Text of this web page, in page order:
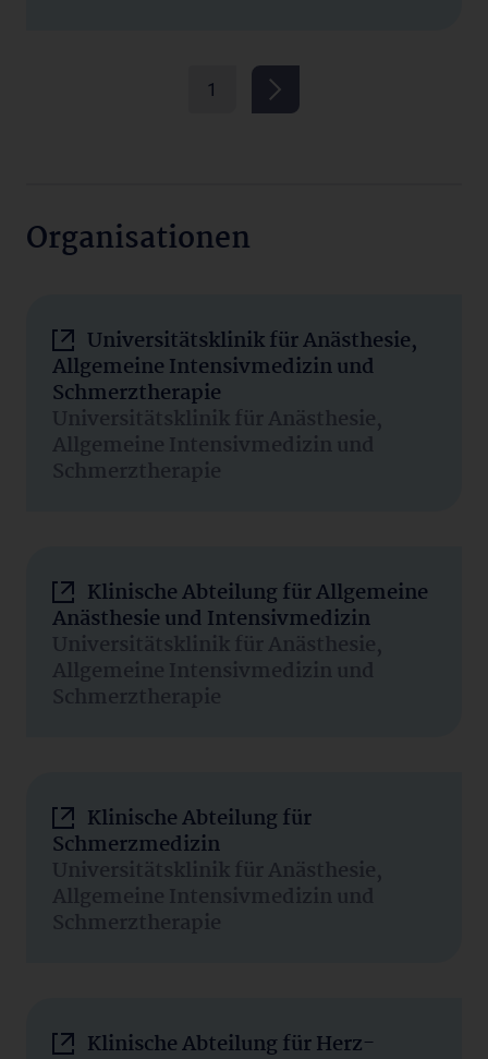
1
Organisationen
Universitätsklinik für Anästhesie,
Allgemeine Intensivmedizin und
Schmerztherapie
Universitätsklinik für Anästhesie,
Allgemeine Intensivmedizin und
Schmerztherapie
Klinische Abteilung für Allgemeine
Anästhesie und Intensivmedizin
Universitätsklinik für Anästhesie,
Allgemeine Intensivmedizin und
Schmerztherapie
Klinische Abteilung für
Schmerzmedizin
Universitätsklinik für Anästhesie,
Allgemeine Intensivmedizin und
Schmerztherapie
Klinische Abteilung für Herz-